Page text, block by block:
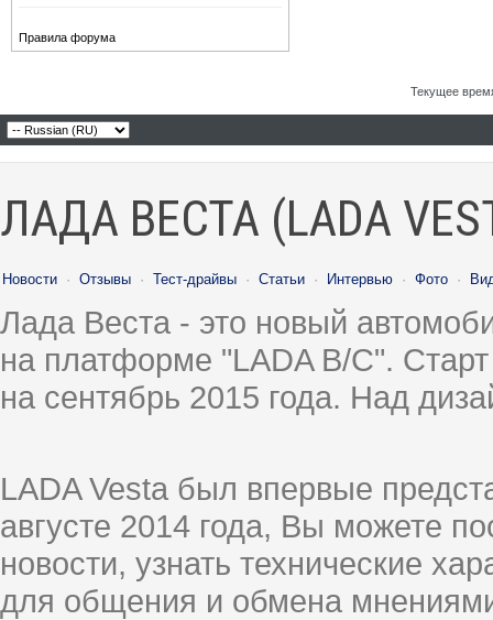
Правила форума
Текущее
ЛАДА ВЕСТА (LADA
Новости · Отзывы · Тест-драйвы · Статьи · Интервью · Фото ·
Лада Веста - это новый
на платформе "LADA B/C".
на сентябрь 2015 года. Над
LADA Vesta был впервые
августе 2014 года, Вы можете
новости, узнать технические
для общения и обмена